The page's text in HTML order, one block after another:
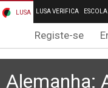
LUSA LUSA VERIFICA
Registe-se
Alemanha: